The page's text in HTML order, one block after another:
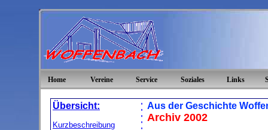
Home Vereine Service Soziales Links
Übersicht:
Kurzbeschreibung
Aus der Geschichte
Archiv 2002